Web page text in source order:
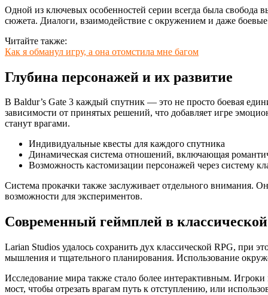
Одной из ключевых особенностей серии всегда была свобода
сюжета. Диалоги, взаимодействие с окружением и даже
Читайте также:
Как я обманул игру, а она отомстила мне багом
Глубина персонажей и их развитие
В Baldur’s Gate 3 каждый спутник — это не просто боевая
зависимости от принятых решений, что добавляет игре
станут врагами.
Индивидуальные квесты для каждого спутника
Динамическая система отношений, включающая
Возможность кастомизации персонажей через систему
Система прокачки также заслуживает отдельного внимания.
возможности для экспериментов.
Современный геймплей в
Larian Studios удалось сохранить дух классической RPG, при
мышления и тщательного планирования. Использование
Исследование мира также стало более интерактивным.
мост, чтобы отрезать врагам путь к отступлению, или